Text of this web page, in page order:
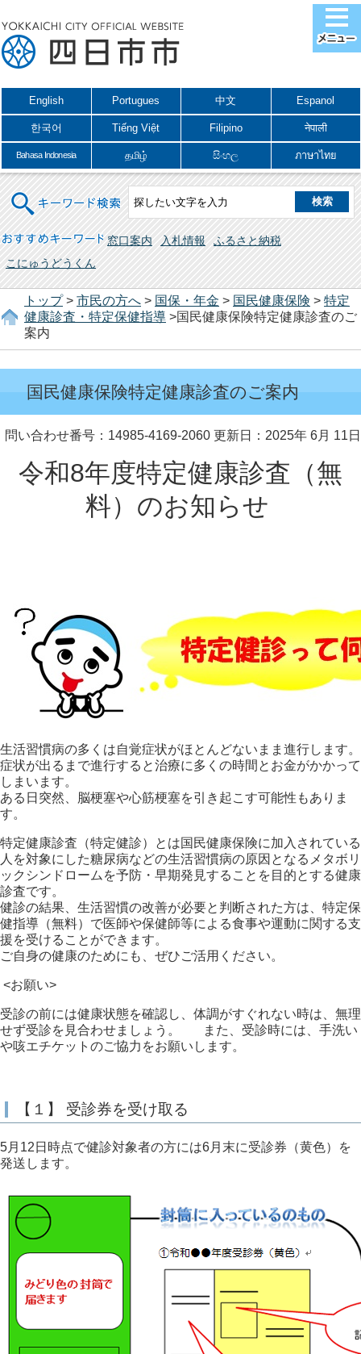
English Portugues 中文 Espanol
한국어 Tiếng Việt Filipino नेपाली
Bahasa Indonesia தமிழ் සිංහල ภาษาไทย
キーワード検索
おすすめキーワード 窓口案内 入札情報
ふるさと納税
こにゅうどうくん
トップ> 市民の方へ > 国保・年金 > 国民健康保険 > 特定
健康診査・特定保健指導 >国民健康保険特定健康診査のご
案内
国民健康保険特定健康診査のご案内
問い合わせ番号：14985-4169-2060 更新日：2025年 6月 11日
令和8年度特定健康診査（無
料）のお知らせ
生活習慣病の多くは自覚症状がほとんどないまま進行します。
症状が出るまで進行すると治療に多くの時間とお金がかかって
しまいます。
ある日突然、脳梗塞や心筋梗塞を引き起こす可能性もありま
す。
特定健康診査（特定健診）とは国民健康保険に加入されている
人を対象にした糖尿病などの生活習慣病の原因となるメタボリ
ックシンドロームを予防・早期発見することを目的とする健康
診査です。
健診の結果、生活習慣の改善が必要と判断された方は、特定保
健指導（無料）で医師や保健師等による食事や運動に関する支
援を受けることができます。
ご自身の健康のためにも、ぜひご活用ください。
<お願い>
受診の前には健康状態を確認し、体調がすぐれない時は、無理
せず受診を見合わせましょう。 また、受診時には、手洗い
や咳エチケットのご協力をお願いします。
【１】 受診券を受け取る
5月12日時点で健診対象者の方には6月末に受診券（黄色）を
発送します。